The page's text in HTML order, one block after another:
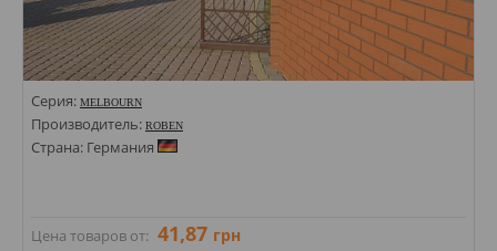
Серия: MELBOURN
Производитель: ROBEN
Страна: Германия
Цена товаров от: 41,87 грн